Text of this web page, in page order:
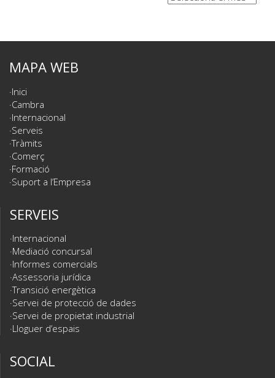
MAPA WEB
Inici
Cambra
Internacional
Serveis
Tràmits
Comerç
Formació
Suport a l’Empresa
SERVEIS
Internacional
Mediació concursal
Informes comercials
Assessoria jurídica
Transició energètica
Servei de protecció de dades
Servei de propietat industrial
Lloguer d’espais
SOCIAL